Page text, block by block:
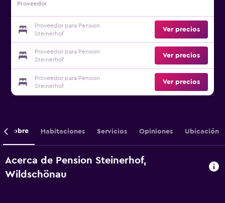
Proveedor
Proveedor para Pension
Steinerhof
Ver precios
Proveedor para Pension
Steinerhof
Ver precios
Proveedor para Pension
Steinerhof
Ver precios
Sobre Habitaciones Servicios Opiniones Ubicación
Acerca de Pension Steinerhof,
Wildschönau